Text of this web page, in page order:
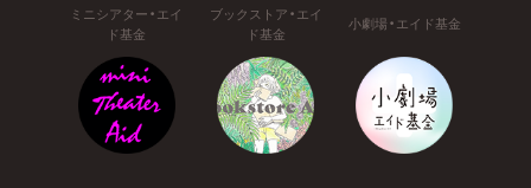
ミニシアター・エイ
ド基金
ブックストア・エイ
ド基金
小劇場・エイド基金